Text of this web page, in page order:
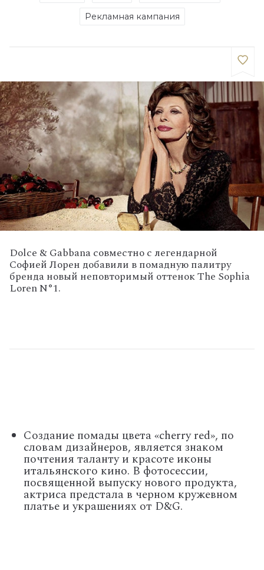
Рекламная кампания
Dolce & Gabbana совместно с легендарной
Софией Лорен добавили в помадную палитру
бренда новый неповторимый оттенок The Sophia
Loren N°1.
Создание помады цвета «cherry red», по
словам дизайнеров, является знаком
почтения таланту и красоте иконы
итальянского кино. В фотосессии,
посвященной выпуску нового продукта,
актриса предстала в черном кружевном
платье и украшениях от D&G.